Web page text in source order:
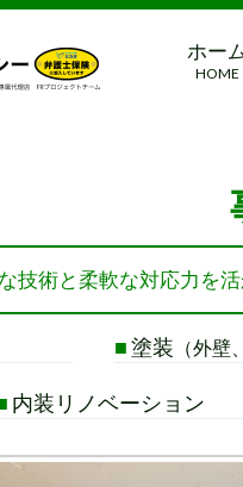
ホー
HOME
技術と柔軟な対応力を
■塗装 （外壁
内装リノベーション